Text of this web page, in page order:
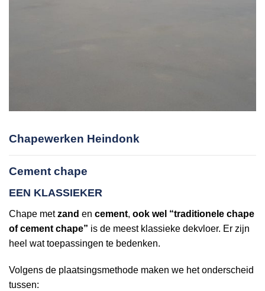
Chapewerken Heindonk
Cement chape
EEN KLASSIEKER
Chape metzand en cement, ook wel “traditionele chape
of cement chape” is de meest klassieke dekvloer. Er zijn
heel wat toepassingen te bedenken.
Volgens de plaatsingsmethode maken we het onderscheid
tussen: